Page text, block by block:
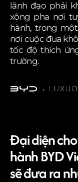
lãnh đạo phải
xông pha nơi
hành, trong
nơi cuộc đua
tốc độ thích
trường.
Đại diện
hành BYD
sẽ đưa ra